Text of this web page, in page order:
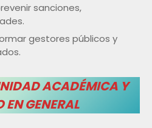
sanciones,
gestores públicos y
ACADÉMICA Y
EN GENERAL